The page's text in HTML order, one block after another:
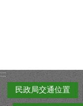
:::
民政局交通位置